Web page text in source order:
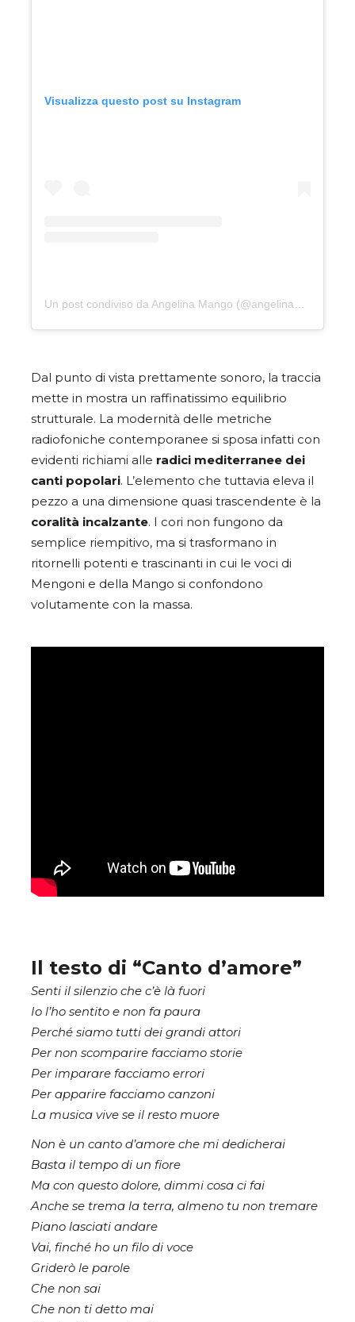
Visualizza questo post su Instagram
Dal punto di vista prettamente sonoro, la traccia
mette in mostra un raffinatissimo equilibrio
strutturale. La modernità delle metriche
radiofoniche contemporanee si sposa infatti con
evidenti richiami alle radici mediterranee dei
canti popolari. L’elemento che tuttavia eleva il
pezzo a una dimensione quasi trascendente è la
coralità incalzante. I cori non fungono da
semplice riempitivo, ma si trasformano in
ritornelli potenti e trascinanti in cui le voci di
Mengoni e della Mango si confondono
volutamente con la massa.
Il testo di “Canto d’amore”
Senti il silenzio che c’è là fuori
Io l’ho sentito e non fa paura
Perché siamo tutti dei grandi attori
Per non scomparire facciamo storie
Per imparare facciamo errori
Per apparire facciamo canzoni
La musica vive se il resto muore
Non è un canto d’amore che mi dedicherai
Basta il tempo di un fiore
Ma con questo dolore, dimmi cosa ci fai
Anche se trema la terra, almeno tu non tremare
Piano lasciati andare
Vai, finché ho un filo di voce
Griderò le parole
Che non sai
Che non ti detto mai